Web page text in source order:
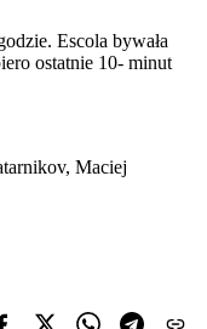
Escola bywała
ostatnie 10- minut
Maciej